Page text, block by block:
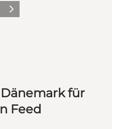
Weiter
für
Feed